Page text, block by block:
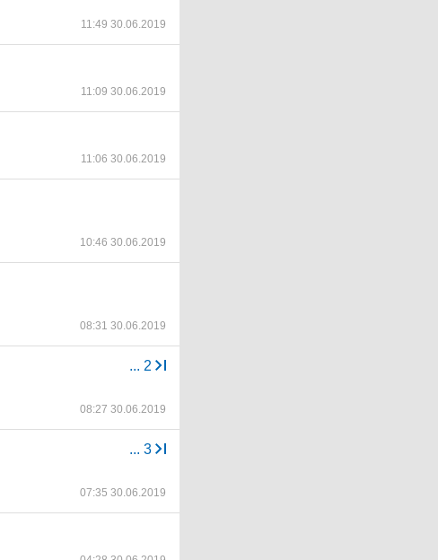
11:49 30.06.2019
11:09 30.06.2019
11:06 30.06.2019
10:46 30.06.2019
08:31 30.06.2019
... 2
08:27 30.06.2019
... 3
07:35 30.06.2019